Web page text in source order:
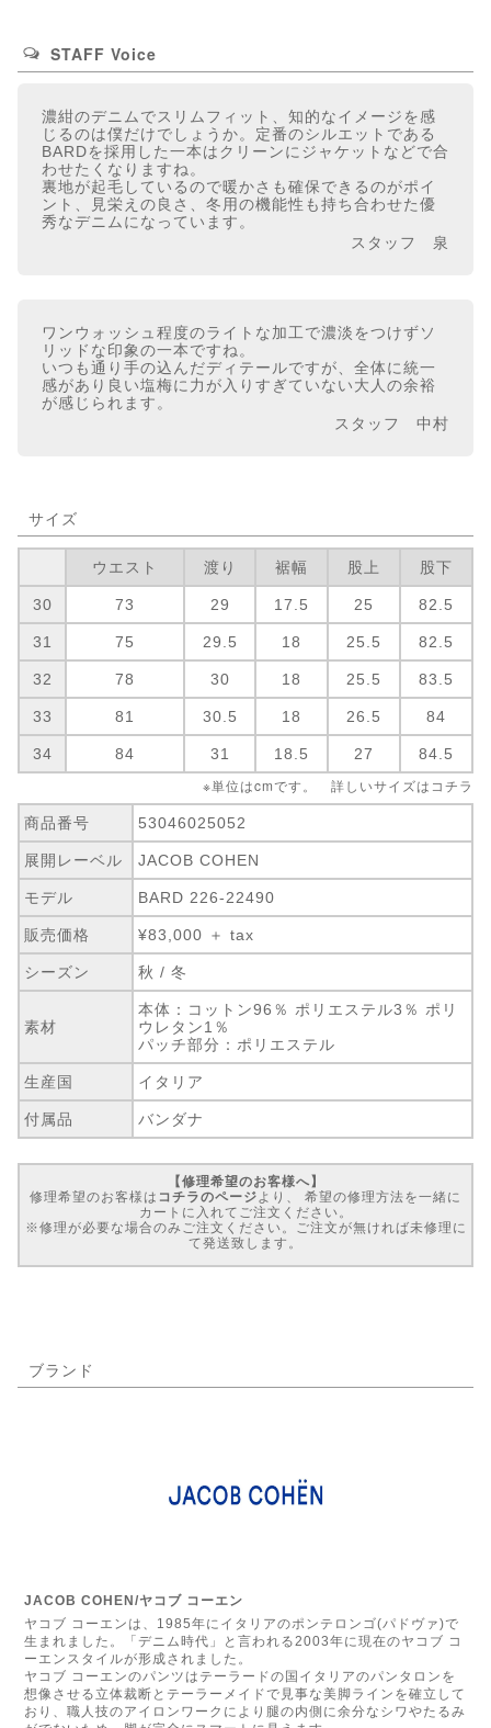
STAFF Voice
濃紺のデニムでスリムフィット、知的なイメージを感
じるのは僕だけでしょうか。定番のシルエットである
BARDを採用した一本はクリーンにジャケットなどで合
わせたくなりますね。
裏地が起毛しているので暖かさも確保できるのがポイ
ント、見栄えの良さ、冬用の機能性も持ち合わせた優
秀なデニムになっています。
スタッフ 泉
ワンウォッシュ程度のライトな加工で濃淡をつけずソ
リッドな印象の一本ですね。
いつも通り手の込んだディテールですが、全体に統一
感があり良い塩梅に力が入りすぎていない大人の余裕
が感じられます。
スタッフ 中村
サイズ
ウエスト 渡り 裾幅 股上 股下
30 73 29 17.5 25 82.5
31 75 29.5 18 25.5 82.5
32 78 30 18 25.5 83.5
33 81 30.5 18 26.5 84
34 84 31 18.5 27 84.5
※単位はcmです。 詳しいサイズは コチラ
商品番号 53046025052
展開レーベル JACOB COHEN
モデル BARD 226-22490
販売価格 ¥83,000 ＋ tax
シーズン 秋 / 冬
素材
本体：コットン96％ ポリエステル3％ ポリ
ウレタン1％
パッチ部分：ポリエステル
生産国 イタリア
付属品 バンダナ
【修理希望のお客様へ】
修理希望のお客様は コチラのページ より、 希望の修理方法を一緒に
カートに入れてご注文ください。
※修理が必要な場合のみご注文ください。ご注文が無ければ未修理に
て発送致します。
ブランド
JACOB COHEN/ヤコブ コーエン
ヤコブ コーエンは、1985年にイタリアのポンテロンゴ(パドヴァ)で
生まれました。「デニム時代」と言われる2003年に現在のヤコブ コ
ーエンスタイルが形成されました。
ヤコブ コーエンのパンツはテーラードの国イタリアのパンタロンを
想像させる立体裁断とテーラーメイドで見事な美脚ラインを確立して
おり、職人技のアイロンワークにより腿の内側に余分なシワやたるみ